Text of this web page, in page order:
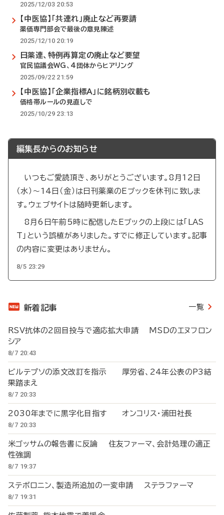
2025/12/03 20:53
【中医協】「共連れ」廃止など再要請
薬価専門部会で最後の意見陳述
2025/12/10 20:19
日薬連、特例再算定の廃止など要望
官民協議会WG、4団体からヒアリング
2025/09/22 21:59
【中医協】「企業指標A」に銘柄別収載も
価格帯ルールの見直しで
2025/10/29 23:13
編集長からのお知らせ
いつもご愛読頂き、ありがとうございます。8月12日
（水）～14日（金）は日刊薬業のEブックを休刊に致しま
す。ウェブサイトは随時更新します。
8月6日午前5時に配信したEブックの上段には「LAS
T」という誤植がありました。すでに修正しています。記事
の内容に変更はありません。
8/5 23:29
新着記事 一覧
RSV抗体の2回目投与で適応拡大申請 MSDのエヌフロン
シア
8/7 20:43
ビルテプソの添文改訂を指示 厚労省、24年公表のP3結
果踏まえ
8/7 20:33
2030年までに黒字化目指す オンコリス・浦田社長
8/7 20:33
米ゴッサムの報告書に反論 住友ファーマ、会計処理の適正
性強調
8/7 19:37
ステボロニン、製造所追加の一変申請 ステラファーマ
8/7 19:31